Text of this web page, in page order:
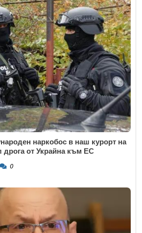
наркобос в наш курорт на
дрога от Украйна към ЕС
0